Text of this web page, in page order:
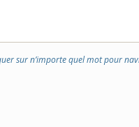
sur n’importe quel mot pour